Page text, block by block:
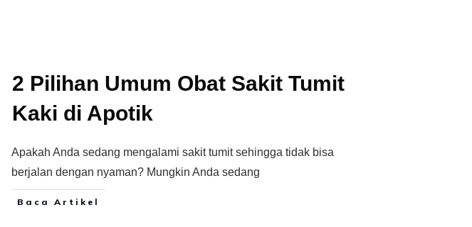
2 Pilihan Umum Obat Sakit Tumit
Kaki di Apotik
Apakah Anda sedang mengalami sakit tumit sehingga tidak bisa
berjalan dengan nyaman? Mungkin Anda sedang
Baca Artikel